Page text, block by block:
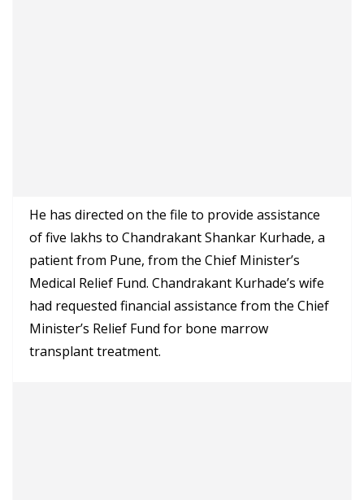
He has directed on the file to provide assistance
of five lakhs to Chandrakant Shankar Kurhade, a
patient from Pune, from the Chief Minister’s
Medical Relief Fund. Chandrakant Kurhade’s wife
had requested financial assistance from the Chief
Minister’s Relief Fund for bone marrow
transplant treatment.